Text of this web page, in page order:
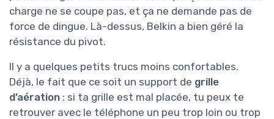
charge ne se coupe pas, et ça ne demande pas de
force de dingue. Là-dessus, Belkin a bien géré la
résistance du pivot.
Il y a quelques petits trucs moins confortables.
Déjà, le fait que ce soit un support de grille
d’aération : si ta grille est mal placée, tu peux te
retrouver avec le téléphone un peu trop loin ou trop